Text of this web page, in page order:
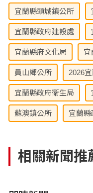
宜蘭縣頭城鎮公所
宜蘭縣政府建設處
宜蘭縣府文化局 宜
員山鄉公所 2026
宜蘭縣政府衛生局
蘇澳鎮公所 宜蘭縣
相關新聞推